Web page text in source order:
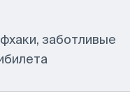
заботливые